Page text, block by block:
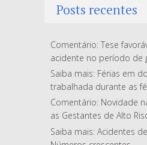
Posts recentes
Comentário: Tese
acidente no período de
Saiba mais: Férias em
trabalhada durante as
Comentário: Novidade
as Gestantes de Alto
Saiba mais: Acidentes